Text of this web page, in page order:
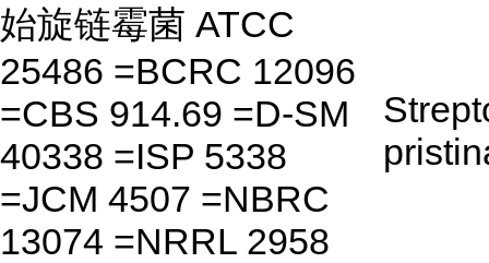
始旋链霉菌 ATCC
25486 =BCRC 12096
=CBS 914.69 =D-SM
40338 =ISP 5338
=JCM 4507 =NBRC
13074 =NRRL 2958